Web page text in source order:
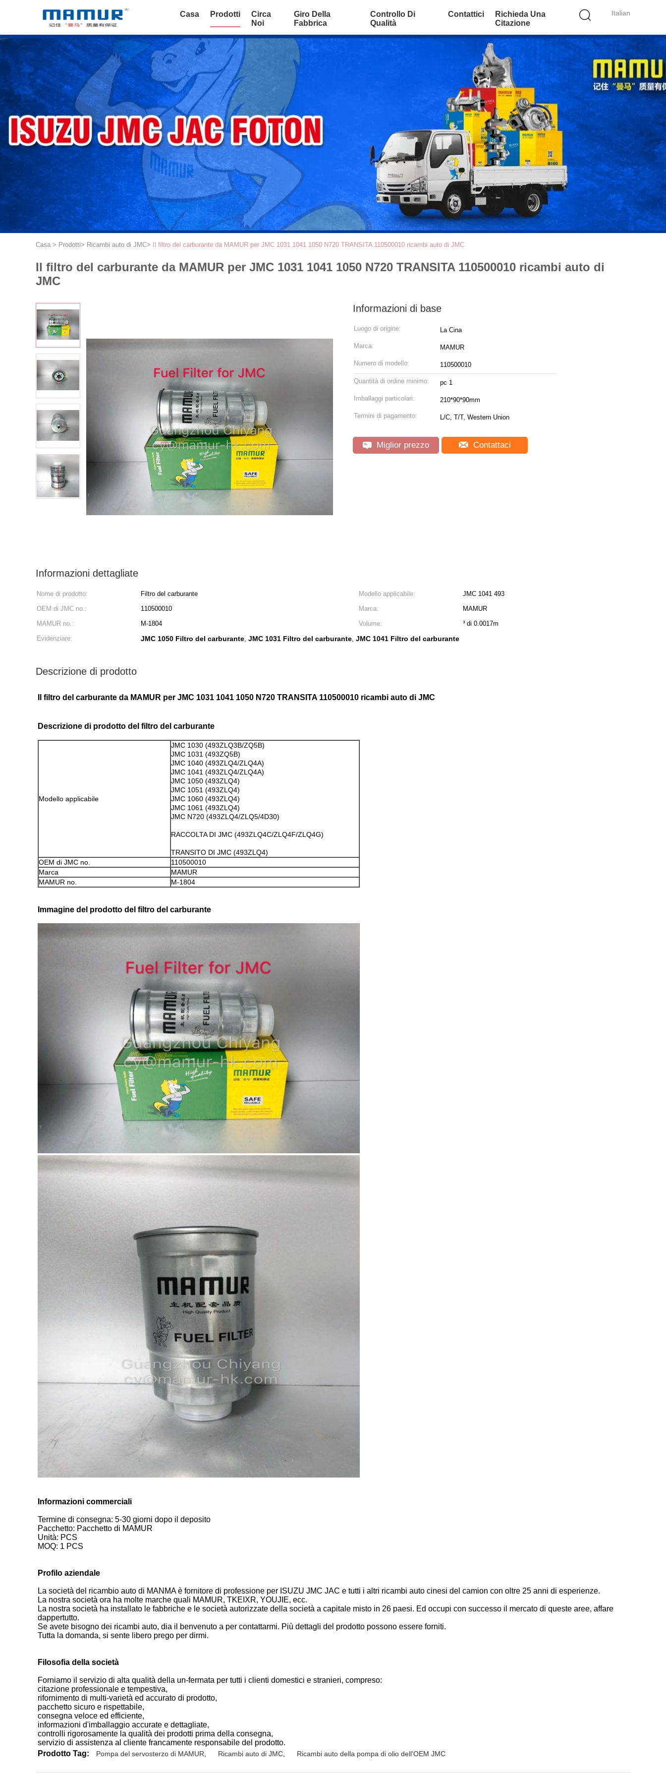
Italian
Casa Prodotti
Circa
Noi
Giro Della
Fabbrica
Controllo Di
Qualità
Contattici
Richieda Una
Citazione
Casa > Prodotti> Ricambi auto di JMC> Il filtro del carburante da MAMUR per JMC 1031 1041 1050 N720 TRANSITA 110500010 ricambi auto di JMC
Il filtro del carburante da MAMUR per JMC 1031 1041 1050 N720 TRANSITA 110500010 ricambi auto di
JMC
Informazioni di base
Luogo di origine: La Cina
Marca: MAMUR
Numero di modello: 110500010
Quantità di ordine minimo: pc 1
Imballaggi particolari: 210*90*90mm
Termini di pagamento: L/C, T/T, Western Union
Miglior prezzo Contattaci
Informazioni dettagliate
Nome di prodotto: Filtro del carburante Modello applicabile:
JMC 1041 493
OEM di JMC no.:
110500010 Marca:
MAMUR
MAMUR no.:
M-1804 Volume:
³ di 0.0017m
Evidenziare:
JMC 1050 Filtro del carburante, JMC 1031 Filtro del carburante, JMC 1041 Filtro del carburante
Descrizione di prodotto
Il filtro del carburante da MAMUR per JMC 1031 1041 1050 N720 TRANSITA 110500010 ricambi auto di JMC
Descrizione di prodotto del filtro del carburante
Modello applicabile
JMC 1030 (493ZLQ3B/ZQ5B)
JMC 1031 (493ZQ5B)
JMC 1040 (493ZLQ4/ZLQ4A)
JMC 1041 (493ZLQ4/ZLQ4A)
JMC 1050 (493ZLQ4)
JMC 1051 (493ZLQ4)
JMC 1060 (493ZLQ4)
JMC 1061 (493ZLQ4)
JMC N720 (493ZLQ4/ZLQ5/4D30)
RACCOLTA DI JMC (493ZLQ4C/ZLQ4F/ZLQ4G)
TRANSITO DI JMC (493ZLQ4)
OEM di JMC no.
110500010
Marca
MAMUR
MAMUR no.
M-1804
Immagine del prodotto del filtro del carburante
Informazioni commerciali
Termine di consegna: 5-30 giorni dopo il deposito
Pacchetto: Pacchetto di MAMUR
Unità: PCS
MOQ: 1 PCS
Profilo aziendale
La società del ricambio auto di MANMA è fornitore di professione per ISUZU JMC JAC e tutti i altri ricambi auto cinesi del camion con oltre 25 anni di esperienze.
La nostra società ora ha molte marche quali MAMUR, TKEIXR, YOUJIE, ecc.
La nostra società ha installato le fabbriche e le società autorizzate della società a capitale misto in 26 paesi. Ed occupi con successo il mercato di queste aree, affare
dappertutto.
Se avete bisogno dei ricambi auto, dia il benvenuto a per contattarmi. Più dettagli del prodotto possono essere forniti.
Tutta la domanda, si sente libero prego per dirmi.
Filosofia della società
Forniamo il servizio di alta qualità della un-fermata per tutti i clienti domestici e stranieri, compreso:
citazione professionale e tempestiva,
rifornimento di multi-varietà ed accurato di prodotto,
pacchetto sicuro e rispettabile,
consegna veloce ed efficiente,
informazioni d'imballaggio accurate e dettagliate,
controlli rigorosamente la qualità dei prodotti prima della consegna,
servizio di assistenza al cliente francamente responsabile del prodotto.
Prodotto Tag:
Pompa del servosterzo di MAMUR Ricambi auto di JMC Ricambi auto della pompa di olio dell'OEM JMC